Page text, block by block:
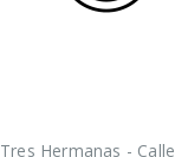
Hermanas - Calle